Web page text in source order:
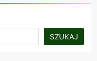
SZUKAJ